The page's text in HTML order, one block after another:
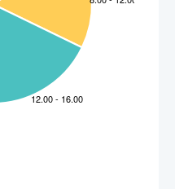
100 mm
Razmerje